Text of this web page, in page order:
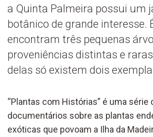
a Quinta Palmeira possui um
botânico de grande interesse.
encontram três pequenas
proveniências distintas e
delas só existem dois
“Plantas com Histórias” é uma série
documentários sobre as plantas
exóticas que povoam a Ilha da